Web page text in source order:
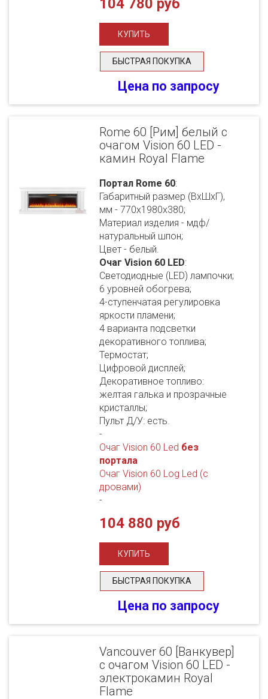
104 780 руб
БЫСТРАЯ ПОКУПКА
Цена по запросу
Rome 60 [Рим] белый с
очагом Vision 60 LED -
камин Royal Flame
Портал Rome 60:
Габаритный размер (ВхШхГ),
мм - 770х1980х380;
Материал изделия - мдф/
натуральный шпон;
Цвет - белый.
Очаг Vision 60 LED:
Светодиодные (LED) лампочки;
6 уровней обогрева;
4-ступенчатая регулировка
яркости пламени;
4 варианта подсветки
декоративного топлива;
Термостат;
Цифровой дисплей;
Декоративное топливо:
желтая галька и прозрачные
кристаллы;
Пульт Д/У: есть.
-
Очаг Vision 60 Led без
портала
Очаг Vision 60 Log Led (с
дровами)
-
104 880 руб
БЫСТРАЯ ПОКУПКА
Цена по запросу
Vancouver 60 [Ванкувер]
с очагом Vision 60 LED -
электрокамин Royal
Flame